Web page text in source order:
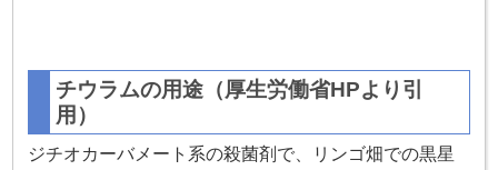
チウラムの用途（厚生労働省HPより引
用）
ジチオカーバメート系の殺菌剤で、リンゴ畑での黒星